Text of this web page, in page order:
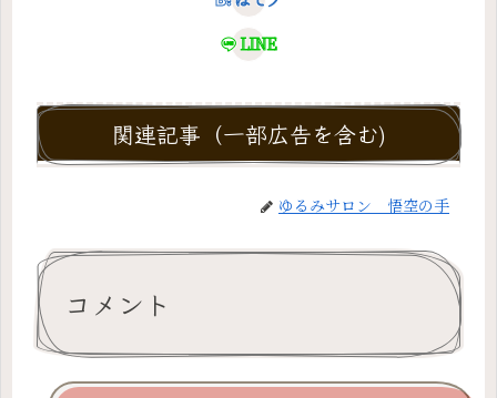
LINE
関連記事（一部広告を含む)
ゆるみサロン 悟空の手
コメント